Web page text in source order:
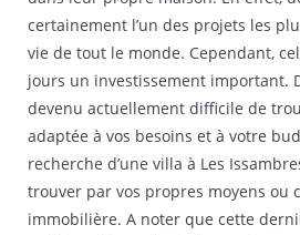
certainement l’un des projets les
vie de tout le monde. Cependant,
jours un investissement important.
devenu actuellement difficile de
adaptée à vos besoins et à votre
recherche d’une villa à Les
trouver par vos propres moyens ou
immobilière. A noter que cette